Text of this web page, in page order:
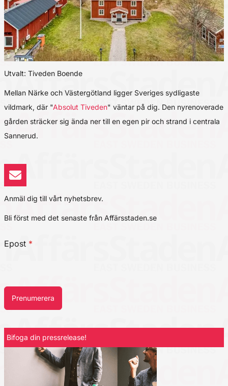
Utvalt: Tiveden Boende
Mellan Närke och Västergötland ligger Sveriges sydligaste
vildmark, där "Absolut Tiveden" väntar på dig. Den nyrenoverade
gården sträcker sig ända ner till en egen pir och strand i centrala
Sannerud.
Anmäl dig till vårt nyhetsbrev.
Bli först med det senaste från Affärsstaden.se
Epost *
Prenumerera
Bifoga din pressrelease!